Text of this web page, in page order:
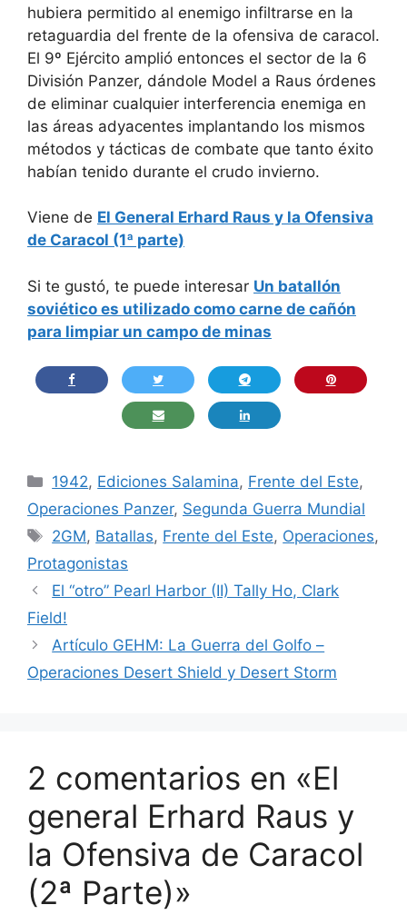
hubiera permitido al enemigo infiltrarse en la
retaguardia del frente de la ofensiva de caracol.
El 9º Ejército amplió entonces el sector de la 6
División Panzer, dándole Model a Raus órdenes
de eliminar cualquier interferencia enemiga en
las áreas adyacentes implantando los mismos
métodos y tácticas de combate que tanto éxito
habían tenido durante el crudo invierno.
Viene de El General Erhard Raus y la Ofensiva
de Caracol (1ª parte)
Si te gustó, te puede interesar Un batallón
soviético es utilizado como carne de cañón
para limpiar un campo de minas
Categorías
1942, Ediciones Salamina, Frente del Este,
Operaciones Panzer, Segunda Guerra Mundial
Etiquetas
2GM, Batallas, Frente del Este, Operaciones,
Protagonistas
El “otro” Pearl Harbor (II) Tally Ho, Clark
Field!
Artículo GEHM: La Guerra del Golfo –
Operaciones Desert Shield y Desert Storm
2 comentarios en «El
general Erhard Raus y
la Ofensiva de Caracol
(2ª Parte)»